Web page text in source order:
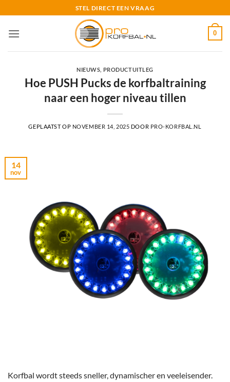
naar
inhoud
STEL DIRECT EEN VRAAG
0
NIEUWS PRODUCTUITLEG
Hoe PUSH Pucks de korfbaltraining
naar een hoger niveau tillen
GEPLAATST OP NOVEMBER 14, 2025 DOOR PRO-KORFBAL.NL
14
nov
Korfbal wordt steeds sneller, dynamischer en veeleisender.